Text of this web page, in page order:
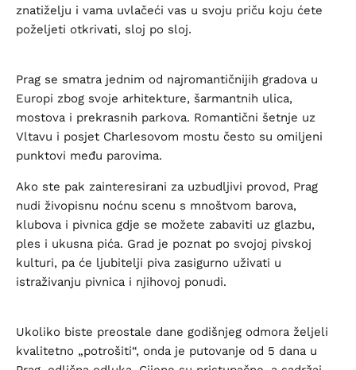
znatiželju i vama uvlačeći vas u svoju priču koju ćete
poželjeti otkrivati, sloj po sloj.
Prag se smatra jednim od najromantičnijih gradova u
Europi zbog svoje arhitekture, šarmantnih ulica,
mostova i prekrasnih parkova. Romantični šetnje uz
Vltavu i posjet Charlesovom mostu često su omiljeni
punktovi među parovima.
Ako ste pak zainteresirani za uzbudljivi provod, Prag
nudi živopisnu noćnu scenu s mnoštvom barova,
klubova i pivnica gdje se možete zabaviti uz glazbu,
ples i ukusna pića. Grad je poznat po svojoj pivskoj
kulturi, pa će ljubitelji piva zasigurno uživati u
istraživanju pivnica i njihovoj ponudi.
Ukoliko biste preostale dane godišnjeg odmora željeli
kvalitetno „potrošiti“, onda je putovanje od 5 dana u